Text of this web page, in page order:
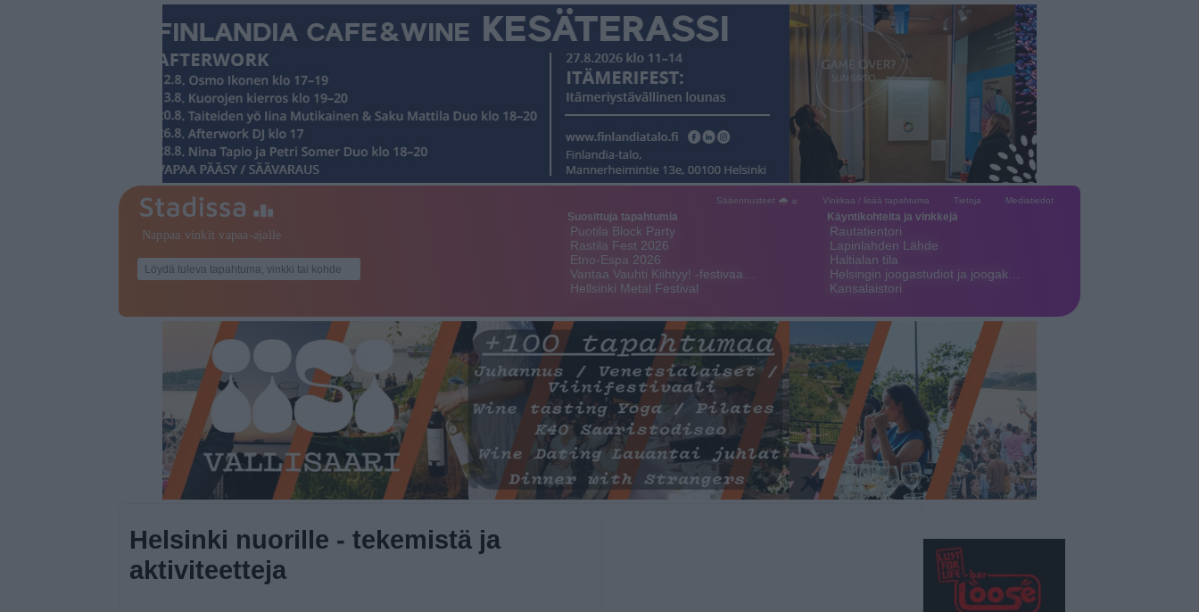
Sääennusteet 🌧 ☼ Vinkkaa / lisää tapahtuma Tietoja Mediatiedot
Suosittuja tapahtumia
Puotila Block Party
Rastila Fest 2026
Etno-Espa 2026
Vantaa Vauhti Kiihtyy! -festivaa…
Hellsinki Metal Festival
Käyntikohteita ja vinkkejä
Rautatientori
Lapinlahden Lähde
Haltialan tila
Helsingin joogastudiot ja joogak…
Kansalaistori
Helsinki nuorille - tekemistä ja
aktiviteetteja